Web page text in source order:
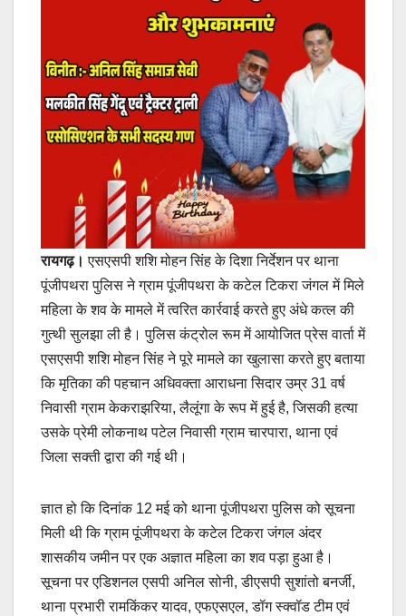
रायगढ़। एसएसपी शशि मोहन सिंह के दिशा निर्देशन पर थाना
पूंजीपथरा पुलिस ने ग्राम पूंजीपथरा के कटेल टिकरा जंगल में मिले
महिला के शव के मामले में त्वरित कार्रवाई करते हुए अंधे कत्ल की
गुत्थी सुलझा ली है। पुलिस कंट्रोल रूम में आयोजित प्रेस वार्ता में
एसएसपी शशि मोहन सिंह ने पूरे मामले का खुलासा करते हुए बताया
कि मृतिका की पहचान अधिवक्ता आराधना सिदार उम्र 31 वर्ष
निवासी ग्राम केकराझरिया, लैलूंगा के रूप में हुई है, जिसकी हत्या
उसके प्रेमी लोकनाथ पटेल निवासी ग्राम चारपारा, थाना एवं
जिला सक्ती द्वारा की गई थी।
ज्ञात हो कि दिनांक 12 मई को थाना पूंजीपथरा पुलिस को सूचना
मिली थी कि ग्राम पूंजीपथरा के कटेल टिकरा जंगल अंदर
शासकीय जमीन पर एक अज्ञात महिला का शव पड़ा हुआ है।
सूचना पर एडिशनल एसपी अनिल सोनी, डीएसपी सुशांतो बनर्जी,
थाना प्रभारी रामकिंकर यादव, एफएसएल, डॉग स्क्वॉड टीम एवं